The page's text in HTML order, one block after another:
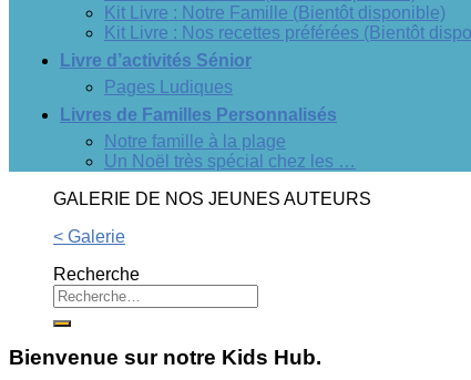
Kit Livre : Notre Famille (Bientôt disponible)
Kit Livre : Nos recettes préférées (Bientôt
Livre d’activités Sénior
Pages Ludiques
Livres de Familles Personnalisés
Notre famille à la plage
Un Noël très spécial chez les …
GALERIE DE NOS JEUNES AUTEURS
< Galerie
Recherche
Bienvenue sur notre Kids Hub.